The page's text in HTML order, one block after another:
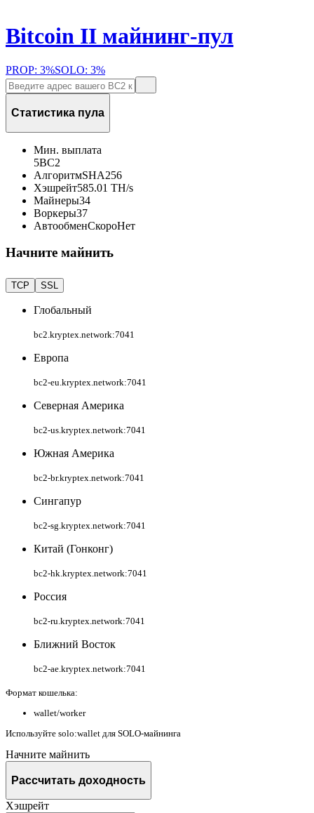
Bitcoin II майнинг-пул
PROP: 3%SOLO: 3%
Статистика пула
Мин. выплата
5BC2
АлгоритмSHA256
Хэшрейт585.01 TH/s
Майнеры34
Воркеры37
АвтообменСкороНет
Начните майнить
TCP SSL
Глобальный
bc2.kryptex.network:7041
Европа
bc2-eu.kryptex.network:7041
Северная Америка
bc2-us.kryptex.network:7041
Южная Америка
bc2-br.kryptex.network:7041
Сингапур
bc2-sg.kryptex.network:7041
Китай (Гонконг)
bc2-hk.kryptex.network:7041
Россия
bc2-ru.kryptex.network:7041
Ближний Восток
bc2-ae.kryptex.network:7041
Формат кошелька:
wallet/worker
Используйте solo:wallet для SOLO-майнинга
Начните майнить
Рассчитать доходность
Хэшрейт